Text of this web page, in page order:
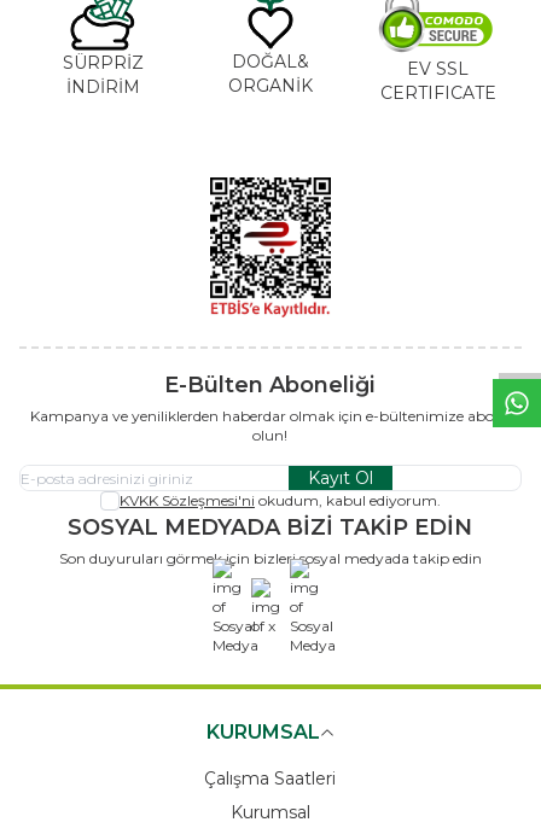
W
h
t
s
a
p
p
B
i
l
g
H
a
t
SÜRPRİZ
İNDİRİM
DOĞAL&
ORGANİK
EV SSL
CERTIFICATE
E-Bülten Aboneliği
Kampanya ve yeniliklerden haberdar olmak için e-bültenimize abone
olun!
Kayıt Ol
KVKK Sözleşmesi'ni okudum, kabul ediyorum.
SOSYAL MEDYADA BİZİ TAKİP EDİN
Son duyuruları görmek için bizleri sosyal medyada takip edin
x
KURUMSAL
Çalışma Saatleri
Kurumsal